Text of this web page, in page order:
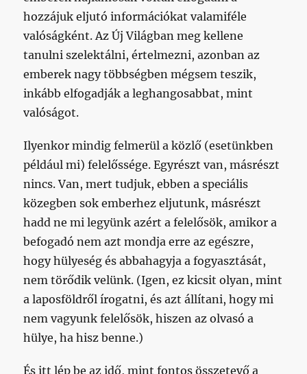
hozzájuk eljutó információkat valamiféle
valóságként. Az Új Világban meg kellene
tanulni szelektálni, értelmezni, azonban az
emberek nagy többségben mégsem teszik,
inkább elfogadják a leghangosabbat, mint
valóságot.
Ilyenkor mindig felmerül a közlő (esetünkben
például mi) felelőssége. Egyrészt van, másrészt
nincs. Van, mert tudjuk, ebben a speciális
közegben sok emberhez eljutunk, másrészt
hadd ne mi legyünk azért a felelősök, amikor a
befogadó nem azt mondja erre az egészre,
hogy hülyeség és abbahagyja a fogyasztását,
nem törődik velünk. (Igen, ez kicsit olyan, mint
a laposföldről írogatni, és azt állítani, hogy mi
nem vagyunk felelősök, hiszen az olvasó a
hülye, ha hisz benne.)
És itt lép be az idő, mint fontos összetevő a